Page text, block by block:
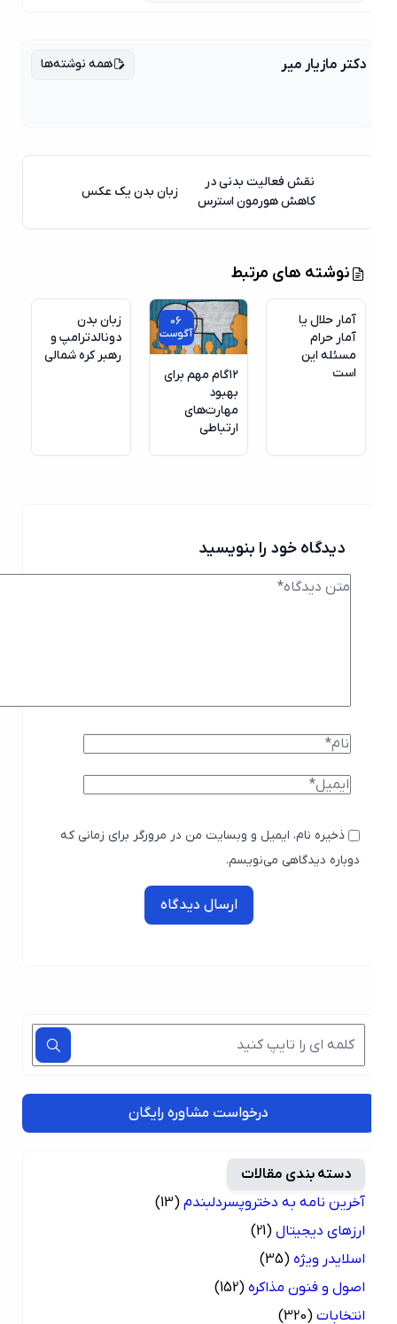
دکتر مازیار میر همه نوشته‌ها
نقش فعالیت بدنی در
کاهش هورمون استرس
زبان بدن یک عکس
نوشته های مرتبط
آمار حلال یا
آمار حرام
مسئله این
06
آگوست
۱۲گام مهم برای
بهبود
مهارت‌های
ارتباطی
زبان بدن
دونالدترامپ و
رهبر کره شمالی
دیدگاه خود را بنویسید
ذخیره نام، ایمیل و وبسایت من در مرورگر برای زمانی که
دوباره دیدگاهی می‌نویسم.
ارسال دیدگاه
درخواست مشاوره رایگان
دسته بندی مقالات
آخرین نامه به دختروپسردلبندم (13)
ارزهای دیجیتال (21)
اسلایدر ویژه (35)
اصول و فنون مذاکره (152)
انتخابات (320)